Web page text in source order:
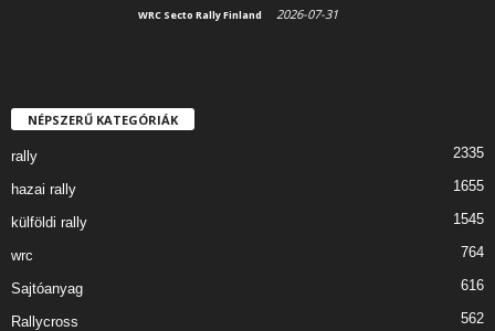
WRC Secto Rally Finland 2026-07-31
NÉPSZERŰ KATEGÓRIÁK
rally 2335
hazai rally 1655
külföldi rally 1545
wrc 764
Sajtóanyag 616
Rallycross 562